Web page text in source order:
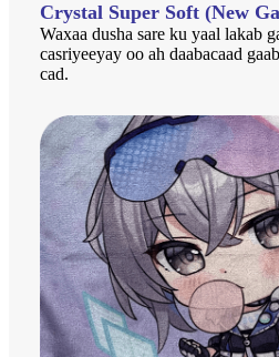
Crystal Super Soft (New
Waxaa dusha sare ku yaal lakab
casriyeeyay oo ah daabacaad
cad.